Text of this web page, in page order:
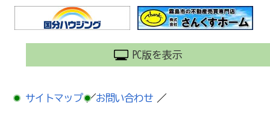
PC版を表示
サイトマップ ／お問い合わせ ／